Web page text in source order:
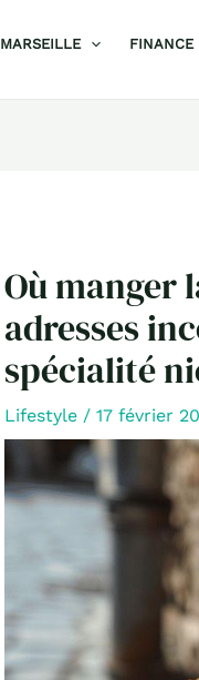
MARSEILLE FINANCE
Où manger
adresses
spécialité
Lifestyle/ 17 février